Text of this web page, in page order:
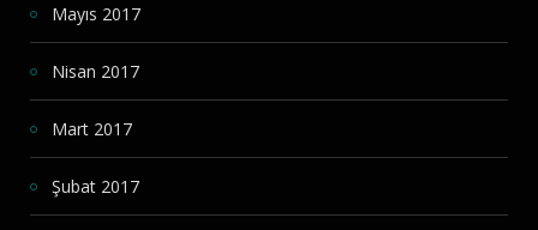
Mayıs 2017
Nisan 2017
Mart 2017
Şubat 2017